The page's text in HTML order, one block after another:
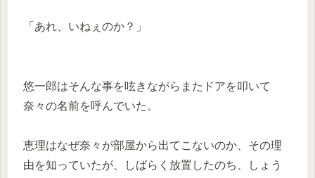
「あれ、いねぇのか？」
悠一郎はそんな事を呟きながらまたドアを叩いて
奈々の名前を呼んでいた。
恵理はなぜ奈々が部屋から出てこないのか、その理
由を知っていたが、しばらく放置したのち、しょう